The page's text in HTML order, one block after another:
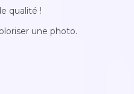
qualité !
une photo.